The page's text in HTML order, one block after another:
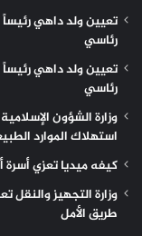
تعيين ولد داهي
رئاسي
تعيين ولد داهي
رئاسي
وزارة الشؤون
استهلاك الموارد
كيفه ميديا تعزي أسرة
وزارة التجهيز
طريق الأمل